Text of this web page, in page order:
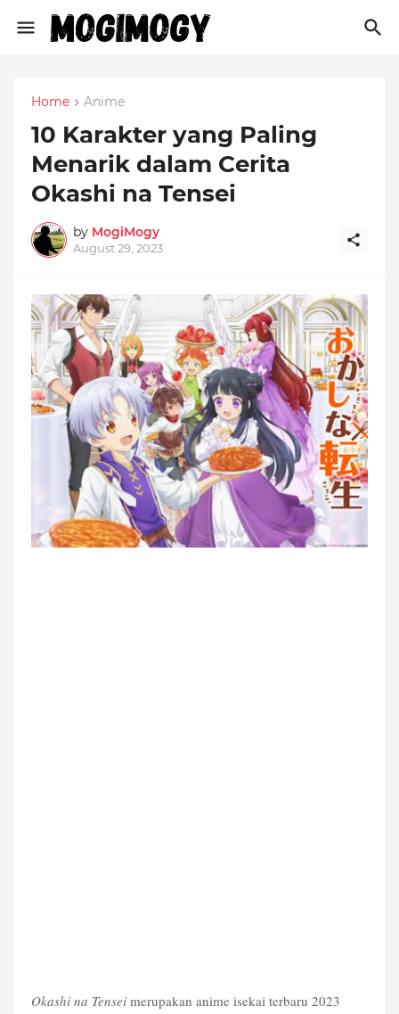
Home Anime
10 Karakter yang Paling
Menarik dalam Cerita
Okashi na Tensei
by MogiMogy
August 29, 2023
Okashi na Tensei merupakan anime isekai terbaru 2023